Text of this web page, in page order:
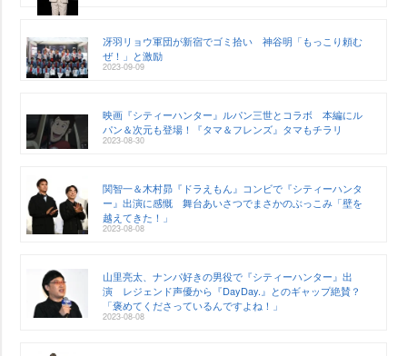
冴羽リョウ軍団が新宿でゴミ拾い 神谷明「もっこり頼む
ぜ！」と激励
2023-09-09
映画『シティーハンター』ルパン三世とコラボ 本編にル
パン＆次元も登場！『タマ＆フレンズ』タマもチラリ
2023-08-30
関智一＆木村昴『ドラえもん』コンビで『シティーハンタ
ー』出演に感慨 舞台あいさつでまさかのぶっこみ「壁を
越えてきた！」
2023-08-08
山里亮太、ナンパ好きの男役で『シティーハンター』出
演 レジェンド声優から『DayDay.』とのギャップ絶賛？
「褒めてくださっているんですよね！」
2023-08-08